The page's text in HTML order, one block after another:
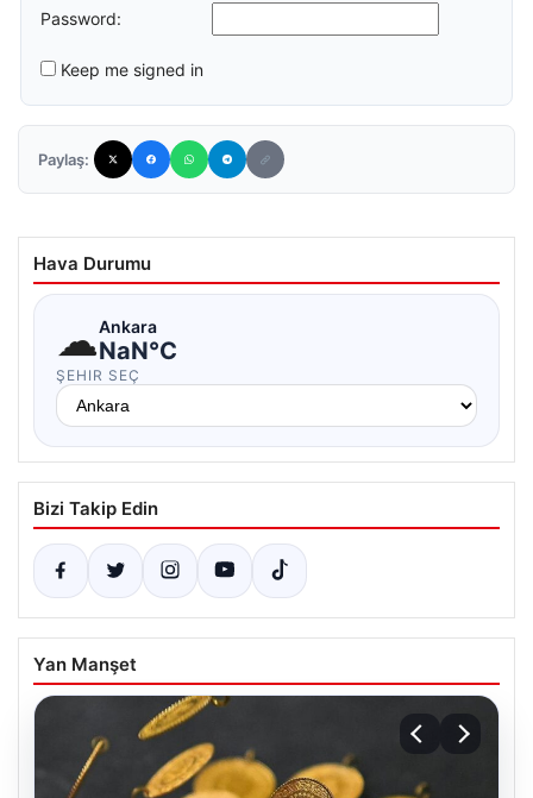
Password:
Keep me signed in
Paylaş:
Hava Durumu
☁Ankara
NaN°C
ŞEHIR SEÇ
Bizi Takip Edin
Yan Manşet